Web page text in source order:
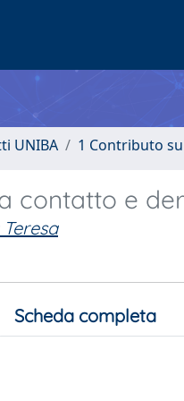
UNIBA 1 Contributo
contatto e
Scheda completa